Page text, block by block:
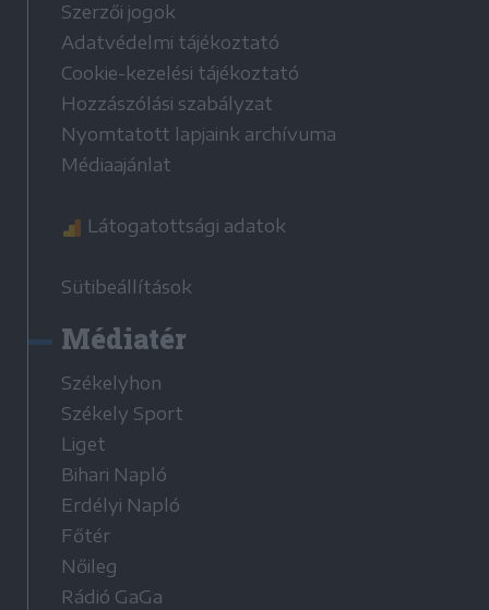
Szerzői jogok
Adatvédelmi tájékoztató
Cookie-kezelési tájékoztató
Hozzászólási szabályzat
Nyomtatott lapjaink archívuma
Médiaajánlat
Látogatottsági adatok
Sütibeállítások
Médiatér
Székelyhon
Székely Sport
Liget
Bihari Napló
Erdélyi Napló
Főtér
Nőileg
Rádió GaGa